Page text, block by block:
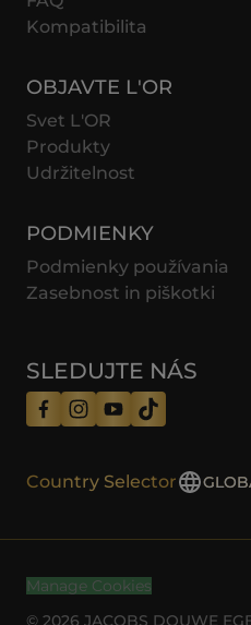
Kompatibilita
OBJAVTE L'OR
Svet L'OR
Produkty
Udržitelnost
PODMIENKY
Podmienky používania
Zasebnost in piškotki
SLEDUJTE NÁS
Country Selector
Manage Cookies
© 2026 JACOBS DOUWE